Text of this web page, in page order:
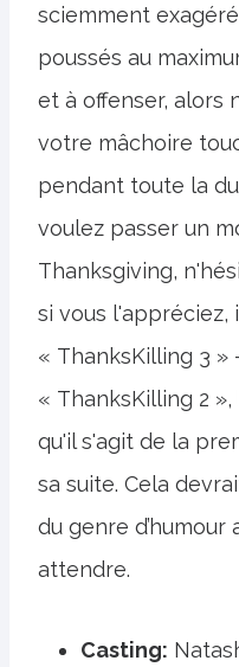
sciemment
poussés au
et à offenser, alors
votre mâchoire
pendant toute la
voulez passer un
Thanksgiving,
si vous l'appréciez,
« ThanksKilling 3 »
« ThanksKilling 2
qu'il s'agit de la
sa suite. Cela
du genre d’humour
attendre.
Casting: